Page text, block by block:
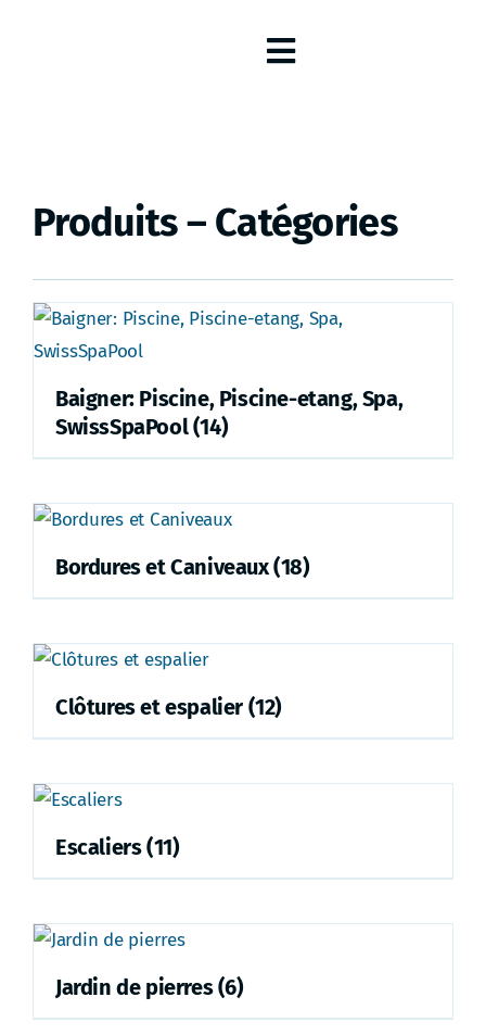
Toggle
A propos de nous
Produits – Catégories
Baigner: Piscine, Piscine-etang, Spa,
SwissSpaPool(14)
Bordures et Caniveaux(18)
Clôtures et espalier (12)
Escaliers(11)
Jardin de pierres(6)